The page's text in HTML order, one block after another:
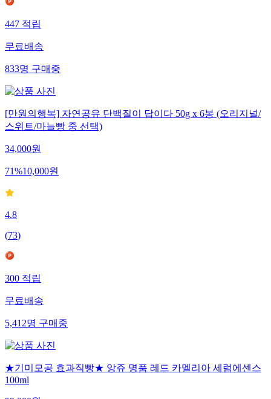
447적립
무료배송
833명구매중
[만원의행복] 자연공유 단백질이 답이다 50g x 6봉 (오리지널/
스위트/마늘빵 중 선택)
34,000원
71%10,000원
4.8
(73)
300적립
무료배송
5,412명구매중
★기미모공 효과직빵★ 앙쥬 명품 레드 카멜리아 세럼에센스
100ml